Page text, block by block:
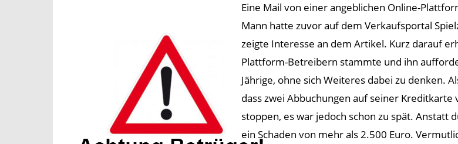
Eine Mail von einer angeblichen Online-
Mann hatte zuvor auf dem Verkaufsportal
zeigte Interesse an dem Artikel. Kurz darauf
Plattform-Betreibern stammte und ihn
Jährige, ohne sich Weiteres dabei zu denken.
dass zwei Abbuchungen auf seiner
stoppen, es war jedoch schon zu spät. Anstatt
ein Schaden von mehr als 2.500 Euro.